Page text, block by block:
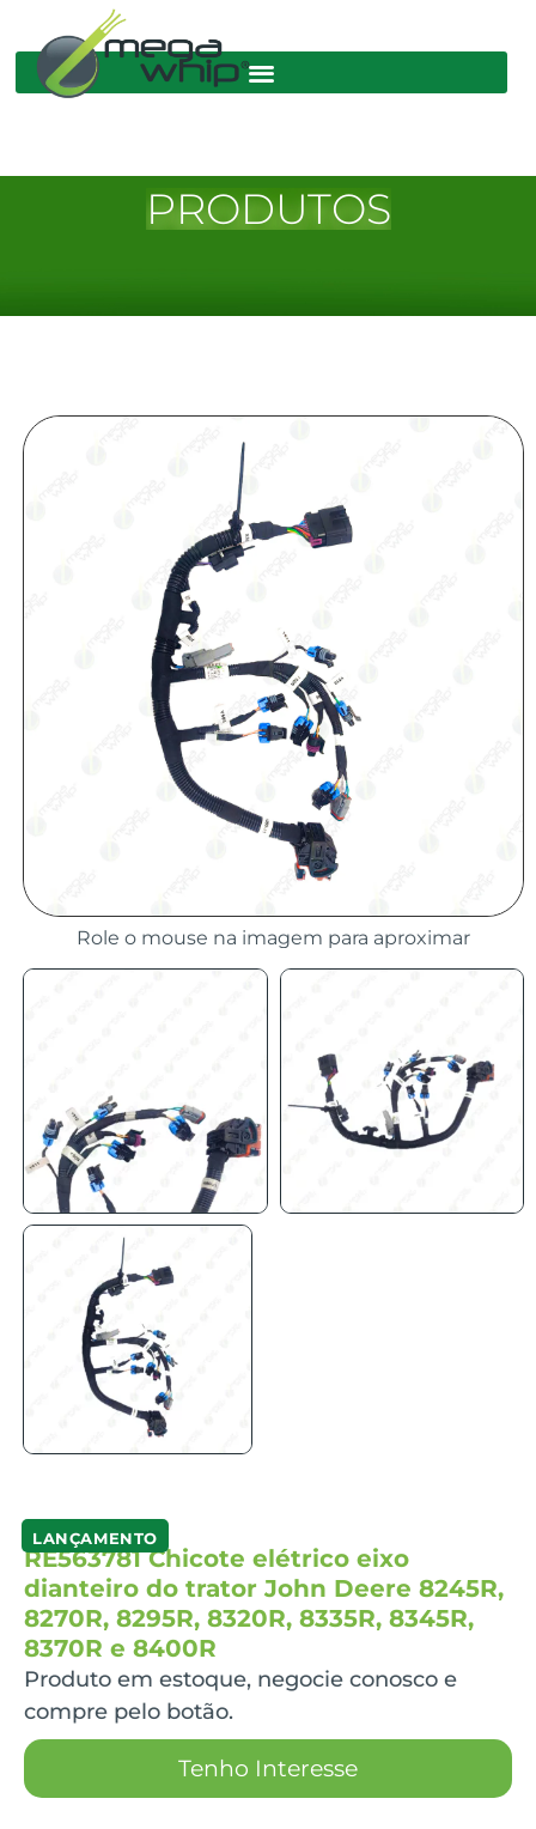
PRODUTOS
Role o mouse na imagem para aproximar
RE563781 Chicote elétrico eixo
dianteiro do trator John Deere 8245R,
8270R, 8295R, 8320R, 8335R, 8345R,
8370R e 8400R
Produto em estoque, negocie conosco e
compre pelo botão.
Tenho Interesse
LANÇAMENTO